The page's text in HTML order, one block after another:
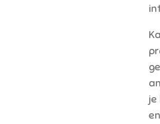
je